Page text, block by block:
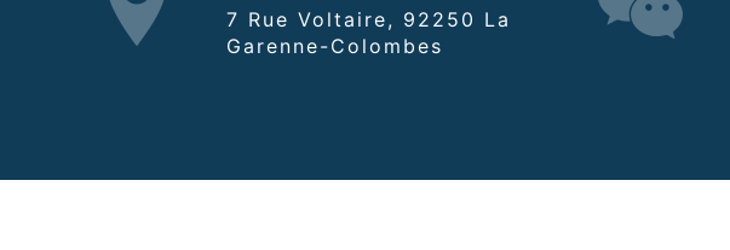
7 Rue Voltaire, 92250 La
Garenne-Colombes